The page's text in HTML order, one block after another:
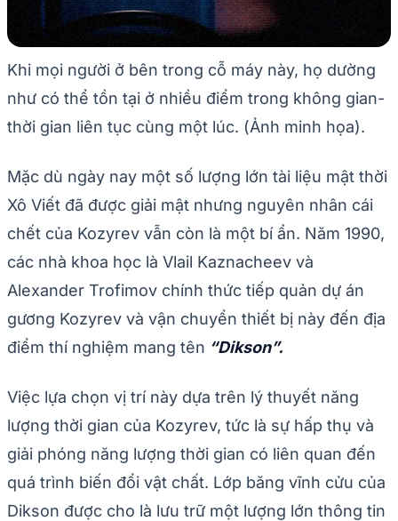
Khi mọi người ở bên trong cỗ máy này, họ dường
như có thể tồn tại ở nhiều điểm trong không gian-
thời gian liên tục cùng một lúc. (Ảnh minh họa).
Mặc dù ngày nay một số lượng lớn tài liệu mật thời
Xô Viết đã được giải mật nhưng nguyên nhân cái
chết của Kozyrev vẫn còn là một bí ẩn. Năm 1990,
các nhà khoa học là Vlail Kaznacheev và
Alexander Trofimov chính thức tiếp quản dự án
gương Kozyrev và vận chuyển thiết bị này đến địa
điểm thí nghiệm mang tên “Dikson”.
Việc lựa chọn vị trí này dựa trên lý thuyết năng
lượng thời gian của Kozyrev, tức là sự hấp thụ và
giải phóng năng lượng thời gian có liên quan đến
quá trình biến đổi vật chất. Lớp băng vĩnh cửu của
Dikson được cho là lưu trữ một lượng lớn thông tin